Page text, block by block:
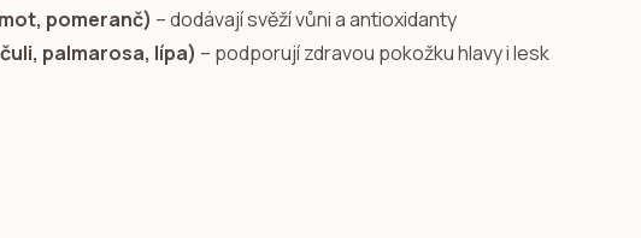
pomeranč) – dodávají svěží vůni a antioxidanty
palmarosa, lípa) – podporují zdravou pokožku hlavy i lesk